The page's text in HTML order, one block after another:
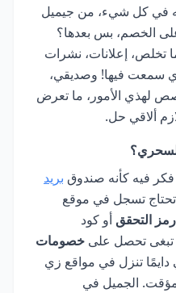
في كل شيء، من جيميل
الخصم، بس بعدها؟
تخلص، إعلانات، نشرات
سمعت فيها! وصديقي،
لهذي الأمور، ما تعرض
ألاقي حل.
فكر فيه كأنه صندوق بريد
تسجل في موقع
رمز التحقق أو كود
تبغى تحصل على خصومات
دايمًا تنزل في مواقع زي
مؤقت. الجميل في